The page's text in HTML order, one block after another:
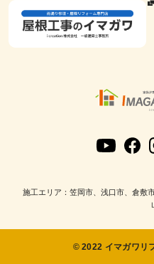
施工エリア：笠岡市、浅口市、倉敷
© 2022 イマガワリ